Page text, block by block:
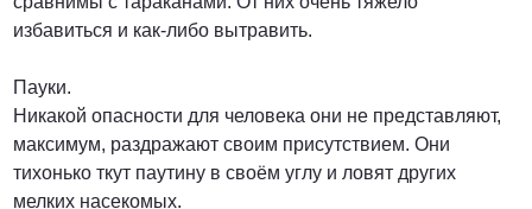
избавиться и как-либо вытравить.
Пауки.
Никакой опасности для человека они не представляют,
максимум, раздражают своим присутствием. Они
тихонько ткут паутину в своём углу и ловят других
мелких насекомых.